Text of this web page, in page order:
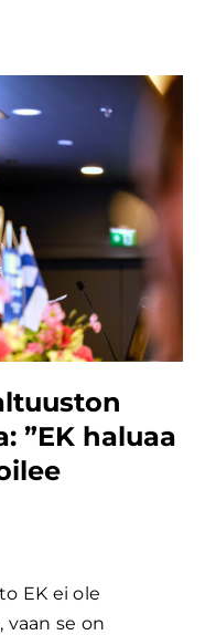
”EK haluaa
EK ei ole
se on